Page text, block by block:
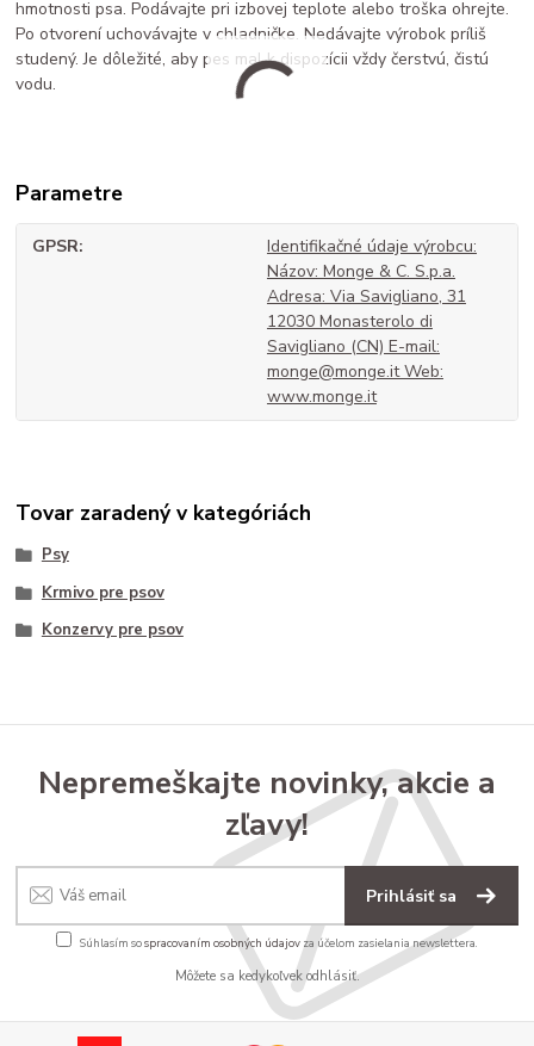
hmotnosti psa. Podávajte pri izbovej teplote alebo troška ohrejte.
Po otvorení uchovávajte v chladničke. Nedávajte výrobok príliš
studený. Je dôležité, aby pes mal k dispozícii vždy čerstvú, čistú
vodu.
Parametre
GPSR
Identifikačné údaje výrobcu:
Názov: Monge & C. S.p.a.
Adresa: Via Savigliano, 31
12030 Monasterolo di
Savigliano (CN) E-mail:
monge@monge.it Web:
www.monge.it
Tovar zaradený v kategóriách
Psy
Krmivo pre psov
Konzervy pre psov
Nepremeškajte novinky, akcie a
zľavy!
Prihlásiť sa
Súhlasím sospracovaním osobných údajov za účelom zasielania newslettera.
Môžete sa kedykoľvek odhlásiť.